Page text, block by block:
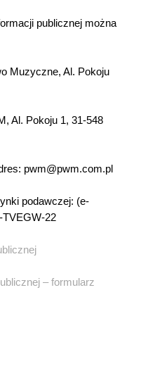
publicznej można
Muzyczne, Al. Pokoju
Al. Pokoju 1, 31-548
pwm@pwm.com.pl
podawczej: (e-
TVEGW-22
– formularz